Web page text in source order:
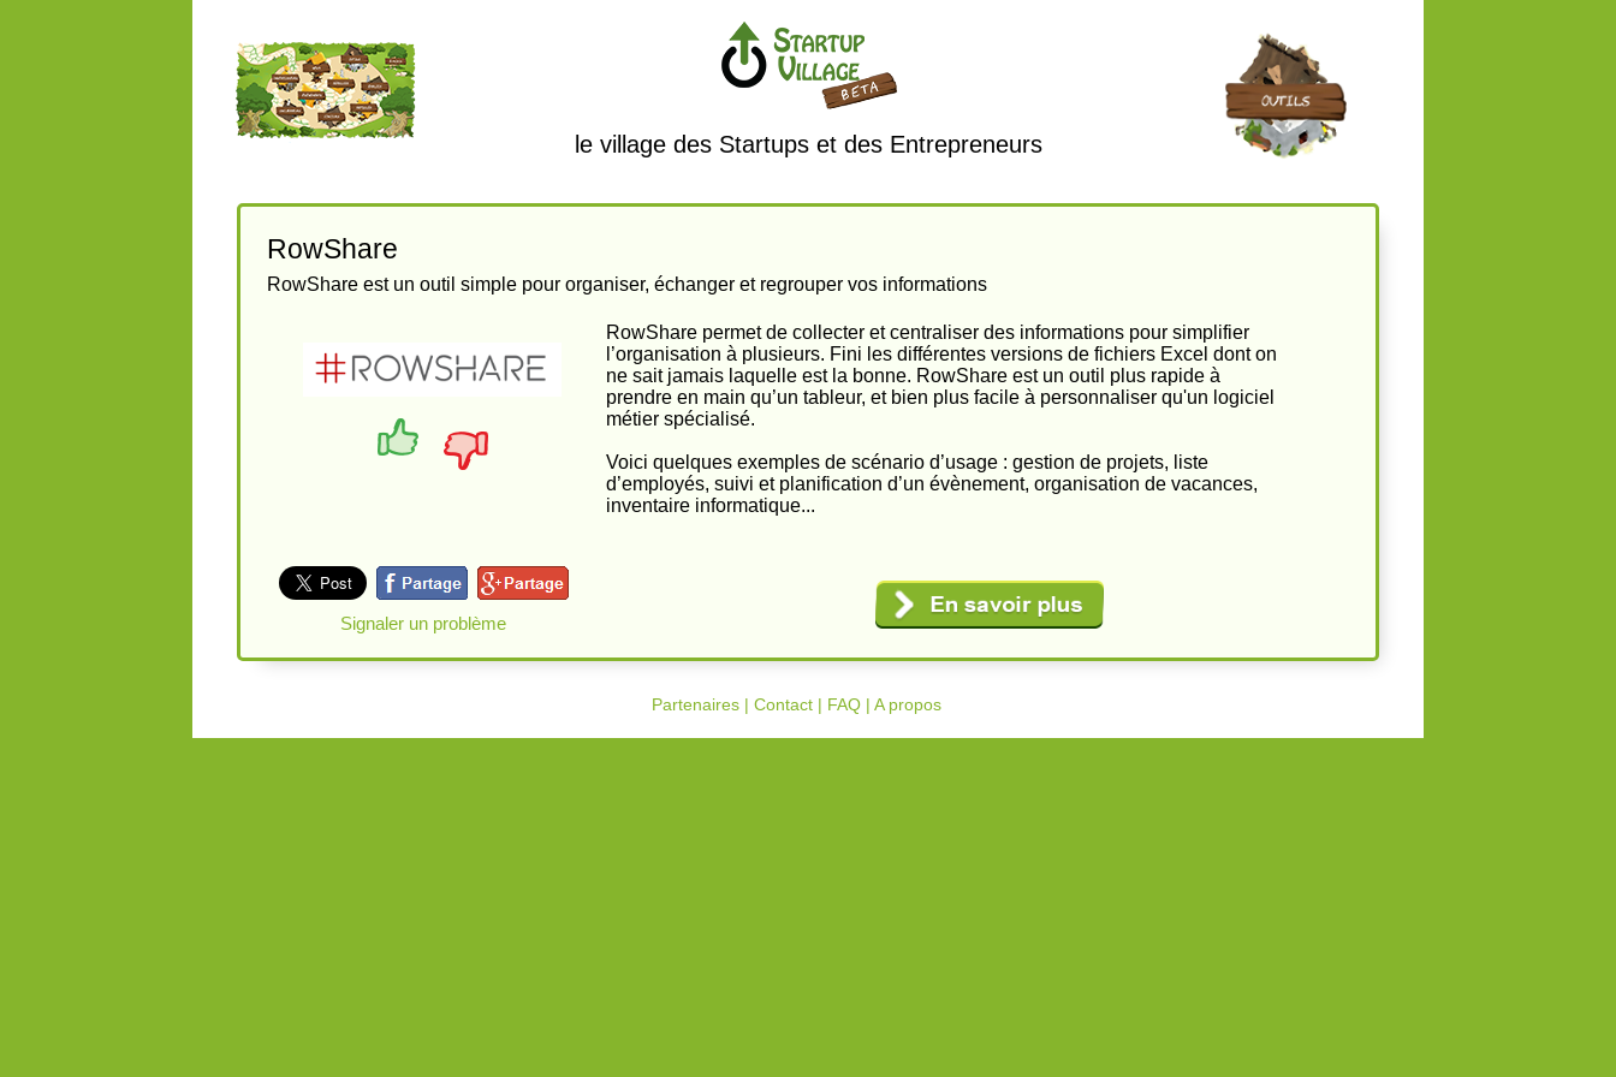
le village des Startups et des Entrepreneurs
RowShare
RowShare est un outil simple pour organiser, échanger et regrouper vos informations
RowShare permet de collecter et centraliser des informations pour simplifier
l’organisation à plusieurs. Fini les différentes versions de fichiers Excel dont on
ne sait jamais laquelle est la bonne. RowShare est un outil plus rapide à
prendre en main qu’un tableur, et bien plus facile à personnaliser qu'un logiciel
métier spécialisé.
Voici quelques exemples de scénario d’usage : gestion de projets, liste
d’employés, suivi et planification d’un évènement, organisation de vacances,
inventaire informatique...
Signaler un problème
Partenaires | Contact | FAQ | A propos